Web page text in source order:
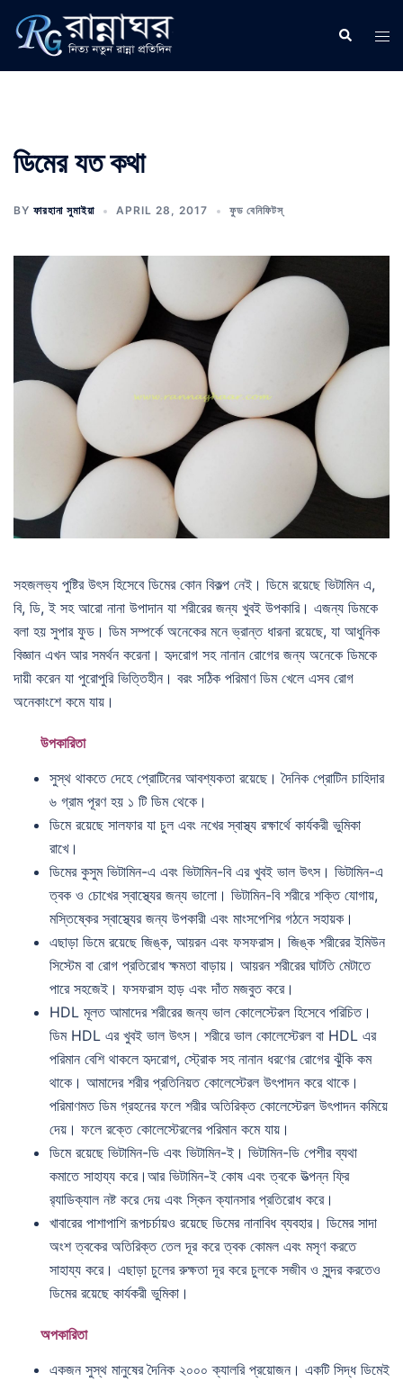
content
Search
ডিমের যত কথা
BY ফারহানা সুমাইয়া APRIL 28, 2017 ফুড বেনিফিটস্
সহজলভ্য পুষ্টির উৎস হিসেবে ডিমের কোন বিকল্প নেই। ডিমে রয়েছে ভিটামিন এ,
বি, ডি, ই সহ আরো নানা উপাদান যা শরীরের জন্য খুবই উপকারি। এজন্য ডিমকে
বলা হয় সুপার ফুড। ডিম সম্পর্কে অনেকের মনে ভ্রান্ত ধারনা রয়েছে, যা আধুনিক
বিজ্ঞান এখন আর সমর্থন করেনা। হৃদরোগ সহ নানান রোগের জন্য অনেকে ডিমকে
দায়ী করেন যা পুরোপুরি ভিত্তিহীন। বরং সঠিক পরিমাণ ডিম খেলে এসব রোগ
অনেকাংশে কমে যায়।
উপকারিতা
সুস্থ থাকতে দেহে প্রোটিনের আবশ্যকতা রয়েছে। দৈনিক প্রোটিন চাহিদার
৬ গ্রাম পূরণ হয় ১ টি ডিম থেকে।
ডিমে রয়েছে সালফার যা চুল এবং নখের স্বাস্থ্য রক্ষার্থে কার্যকরী ভুমিকা
রাখে।
ডিমের কুসুম ভিটামিন-এ এবং ভিটামিন-বি এর খুবই ভাল উৎস। ভিটামিন-এ
ত্বক ও চোখের স্বাস্থ্যের জন্য ভালো। ভিটামিন-বি শরীরে শক্তি যোগায়,
মস্তিষ্কের স্বাস্থ্যের জন্য উপকারী এবং মাংসপেশির গঠনে সহায়ক।
এছাড়া ডিমে রয়েছে জিঙ্ক, আয়রন এবং ফসফরাস। জিঙ্ক শরীরের ইমিউন
সিস্টেম বা রোগ প্রতিরোধ ক্ষমতা বাড়ায়। আয়রন শরীরের ঘাটতি মেটাতে
পারে সহজেই। ফসফরাস হাড় এবং দাঁত মজবুত করে।
HDL মূলত আমাদের শরীরের জন্য ভাল কোলেস্টেরল হিসেবে পরিচিত।
ডিম HDL এর খুবই ভাল উৎস। শরীরে ভাল কোলেস্টেরল বা HDL এর
পরিমান বেশি থাকলে হৃদরোগ, স্ট্রোক সহ নানান ধরণের রোগের ঝুঁকি কম
থাকে। আমাদের শরীর প্রতিনিয়ত কোলেস্টেরল উৎপাদন করে থাকে।
পরিমাণমত ডিম গ্রহনের ফলে শরীর অতিরিক্ত কোলেস্টেরল উৎপাদন কমিয়ে
দেয়। ফলে রক্তে কোলেস্টেরলের পরিমান কমে যায়।
ডিমে রয়েছে ভিটামিন-ডি এবং ভিটামিন-ই। ভিটামিন-ডি পেশীর ব্যথা
কমাতে সাহায্য করে।আর ভিটামিন-ই কোষ এবং ত্বকে উত্‍পন্ন ফ্রি
র‍্যাডিক্যাল নষ্ট করে দেয় এবং স্কিন ক্যানসার প্রতিরোধ করে।
খাবারের পাশাপাশি রূপচর্চায়ও রয়েছে ডিমের নানাবিধ ব্যবহার। ডিমের সাদা
অংশ ত্বকের অতিরিক্ত তেল দূর করে ত্বক কোমল এবং মসৃণ করতে
সাহায্য করে। এছাড়া চুলের রুক্ষতা দূর করে চুলকে সজীব ও সুন্দর করতেও
ডিমের রয়েছে কার্যকরী ভুমিকা।
অপকারিতা
একজন সুস্থ মানুষের দৈনিক ২০০০ ক্যালরি প্রয়োজন। একটি সিদ্ধ ডিমেই